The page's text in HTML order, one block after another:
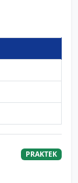
PRAKTEK